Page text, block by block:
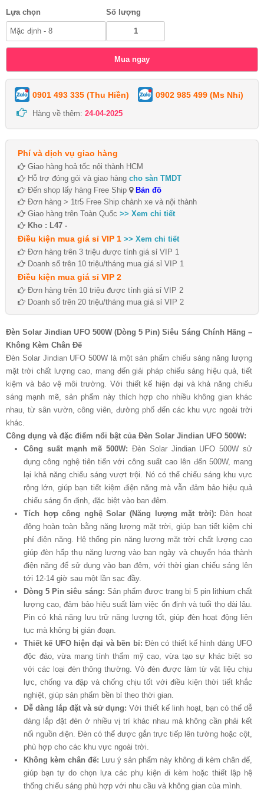
Lựa chọn Số lượng
0901 493 335 (Thu Hiền) 0902 985 499 (Ms Nhi)
Hàng về thêm: 24-04-2025
Phí và dịch vụ giao hàng
Giao hàng hoả tốc nội thành HCM
Hỗ trợ đóng gói và giao hàng cho sàn TMDT
Đến shop lấy hàng Free Ship
Bản đồ
Đơn hàng > 1tr5 Free Ship chành xe và nội thành
Giao hàng trên Toàn Quốc >> Xem chi tiết
Kho : L47 -
Điều kiện mua giá sỉ VIP 1 >> Xem chi tiết
Đơn hàng trên 3 triệu được tính giá sỉ VIP 1
Doanh số trên 10 triệu/tháng mua giá sỉ VIP 1
Điều kiện mua giá sỉ VIP 2
Đơn hàng trên 10 triệu được tính giá sỉ VIP 2
Doanh số trên 20 triệu/tháng mua giá sỉ VIP 2
Đèn Solar Jindian UFO 500W (Dòng 5 Pin) Siêu Sáng Chính Hãng –
Không Kèm Chân Đế
Đèn Solar Jindian UFO 500W là một sản phẩm chiếu sáng năng lượng
mặt trời chất lượng cao, mang đến giải pháp chiếu sáng hiệu quả, tiết
kiệm và bảo vệ môi trường. Với thiết kế hiện đại và khả năng chiếu
sáng mạnh mẽ, sản phẩm này thích hợp cho nhiều không gian khác
nhau, từ sân vườn, công viên, đường phố đến các khu vực ngoài trời
khác.
Công dụng và đặc điểm nổi bật của Đèn Solar Jindian UFO 500W:
Công suất mạnh mẽ 500W: Đèn Solar Jindian UFO 500W sử
dụng công nghệ tiên tiến với công suất cao lên đến 500W, mang
lại khả năng chiếu sáng vượt trội. Nó có thể chiếu sáng khu vực
rộng lớn, giúp bạn tiết kiệm điện năng mà vẫn đảm bảo hiệu quả
chiếu sáng ổn định, đặc biệt vào ban đêm.
Tích hợp công nghệ Solar (Năng lượng mặt trời): Đèn hoạt
động hoàn toàn bằng năng lượng mặt trời, giúp bạn tiết kiệm chi
phí điện năng. Hệ thống pin năng lượng mặt trời chất lượng cao
giúp đèn hấp thụ năng lượng vào ban ngày và chuyển hóa thành
điện năng để sử dụng vào ban đêm, với thời gian chiếu sáng lên
tới 12-14 giờ sau một lần sạc đầy.
Dòng 5 Pin siêu sáng: Sản phẩm được trang bị 5 pin lithium chất
lượng cao, đảm bảo hiệu suất làm việc ổn định và tuổi thọ dài lâu.
Pin có khả năng lưu trữ năng lượng tốt, giúp đèn hoạt động liên
tục mà không bị gián đoạn.
Thiết kế UFO hiện đại và bền bỉ: Đèn có thiết kế hình dáng UFO
độc đáo, vừa mang tính thẩm mỹ cao, vừa tạo sự khác biệt so
với các loại đèn thông thường. Vỏ đèn được làm từ vật liệu chịu
lực, chống va đập và chống chịu tốt với điều kiện thời tiết khắc
nghiệt, giúp sản phẩm bền bỉ theo thời gian.
Dễ dàng lắp đặt và sử dụng: Với thiết kế linh hoạt, bạn có thể dễ
dàng lắp đặt đèn ở nhiều vị trí khác nhau mà không cần phải kết
nối nguồn điện. Đèn có thể được gắn trực tiếp lên tường hoặc cột,
phù hợp cho các khu vực ngoài trời.
Không kèm chân đế: Lưu ý sản phẩm này không đi kèm chân đế,
giúp bạn tự do chọn lựa các phụ kiện đi kèm hoặc thiết lập hệ
thống chiếu sáng phù hợp với nhu cầu và không gian của mình.